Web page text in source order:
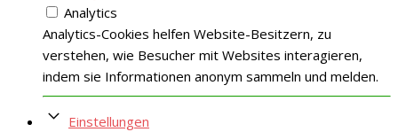
Analytics
Analytics-Cookies helfen Website-Besitzern, zu
verstehen, wie Besucher mit Websites interagieren,
indem sie Informationen anonym sammeln und melden.
Einstellungen